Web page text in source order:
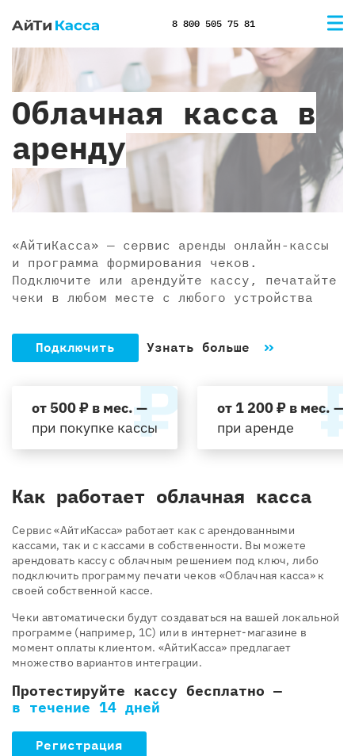
8 800 505 75 81
Облачная касса в
аренду
«АйтиКасса» — сервис аренды онлайн-кассы
и программа формирования чеков.
Подключите или арендуйте кассу, печатайте
чеки в любом месте с любого устройства
Подключить Узнать больше
от 500 ₽ в мес. —
при покупке кассы
от 1 200 ₽ в мес. —
при аренде
Как работает облачная касса
Cервис «АйтиКасса» работает как с арендованными
кассами, так и с кассами в собственности. Вы можете
арендовать кассу с облачным решением под ключ, либо
подключить программу печати чеков «Облачная касса» к
своей собственной кассе.
Чеки автоматически будут создаваться на вашей локальной
программе (например, 1С) или в интернет-магазине в
момент оплаты клиентом. «АйтиКасса» предлагает
множество вариантов интеграции.
Протестируйте кассу бесплатно —
в течение 14 дней
Регистрация